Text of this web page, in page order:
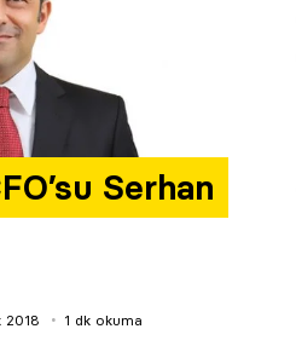
Serhan
2018 1 dk okuma